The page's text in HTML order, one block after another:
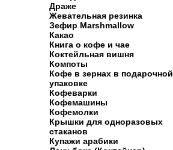
Драже
Жевательная резинка
Зефир Marshmallow
Какао
Книга о кофе и чае
Коктейльная вишня
Компоты
Кофе в зернах в подарочной
упаковке
Кофеварки
Кофемашины
Кофемолки
Крышки для одноразовых
стаканов
Купажи арабики